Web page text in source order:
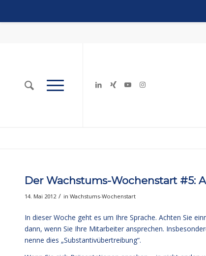
Der Wachstums-Wochenstart #5:
14. Mai 2012 / in Wachstums-Wochenstart
In dieser Woche geht es um Ihre Sprache. Achten Sie
dann, wenn Sie Ihre Mitarbeiter ansprechen.
nenne dies „Substantivübertreibung“.